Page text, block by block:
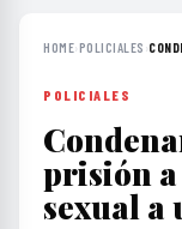
HOME›POLICIALES ›
POLICIALES
prisión
sexual a